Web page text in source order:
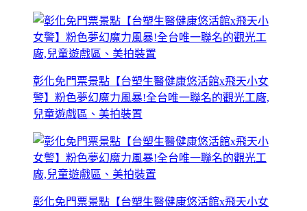
彰化免門票景點【台塑生醫健康悠活館x飛天小女
警】粉色夢幻魔力風暴!全台唯一聯名的觀光工廠,
兒童遊戲區、美拍裝置
彰化免門票景點【台塑生醫健康悠活館x飛天小女